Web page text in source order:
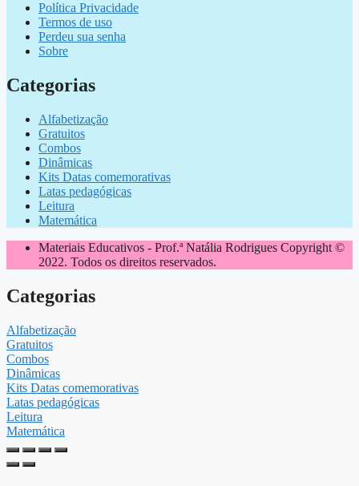
Política Privacidade
Termos de uso
Perdeu sua senha
Sobre
Categorias
Alfabetização
Gratuitos
Combos
Dinâmicas
Kits Datas comemorativas
Latas pedagógicas
Leitura
Matemática
Materiais Educativos - Prof.ª Natália Rodrigues Copyright ©
2022. Todos os direitos reservados.
Categorias
Alfabetização
Gratuitos
Combos
Dinâmicas
Kits Datas comemorativas
Latas pedagógicas
Leitura
Matemática